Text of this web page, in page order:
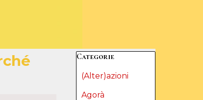
Salta blocco Categorie
Categorie
(Alter)azioni
Agorà